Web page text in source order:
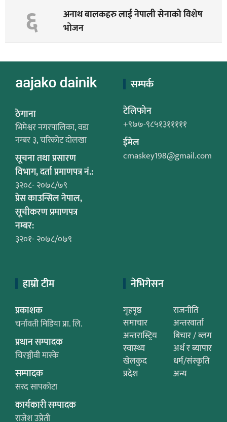
६
अनाथ बालकहरु लाई नेपाली सेनाको विशेष
भोजन
ठेगाना
भिमेश्वर नगरपालिका, वडा
नम्बर ३, चरिकोट दोलखा
सूचना तथा प्रसारण
विभाग, दर्ता प्रमाणपत्र नं.:
३२०८- २०७८/७९
प्रेस काउन्सिल नेपाल,
सूचीकरण प्रमाणपत्र
नम्बर:
३२०१- २०७८/०७९
सम्पर्क
टेलिफोन
+९७७-९८५१३१११११
ईमेल
cmaskey198@gmail.com
हाम्रो टीम
प्रकाशक
चर्नावती मिडिया प्रा. लि.
प्रधान सम्पादक
चिरञ्जीवी मास्के
सम्पादक
सरद सापकोटा
कार्यकारी सम्पादक
राजेश उप्रेती
नेभिगेसन
गृहपृष्ठ
राजनीति
समाचार
अन्तरवार्ता
अन्तरास्ट्रिय
बिचार / ब्लग
स्वास्थ्य
अर्थ र ब्यापार
खेलकुद
धर्म/संस्कृति
प्रदेश
अन्य